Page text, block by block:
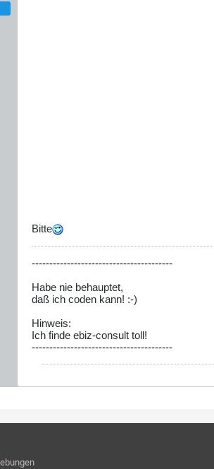
Bitte
----------------------------------------
Habe nie behauptet,
daß ich coden kann! :-)
Hinweis:
Ich finde ebiz-consult toll!
----------------------------------------